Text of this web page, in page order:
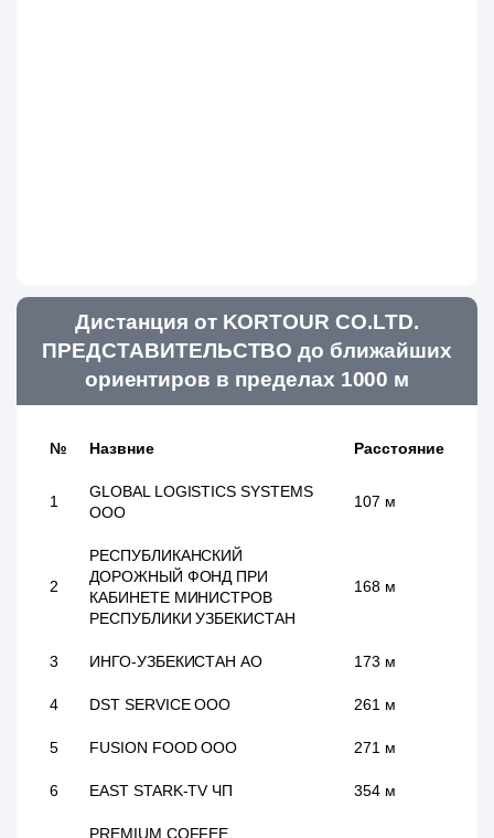
Дистанция от KORTOUR CO.LTD.
ПРЕДСТАВИТЕЛЬСТВО до ближайших
ориентиров в пределах 1000 м
№ Назвние Расстояние
1
GLOBAL LOGISTICS SYSTEMS
ООО
107 м
2
РЕСПУБЛИКАНСКИЙ
ДОРОЖНЫЙ ФОНД ПРИ
КАБИНЕТЕ МИНИСТРОВ
РЕСПУБЛИКИ УЗБЕКИСТАН
168 м
3 ИНГО-УЗБЕКИСТАН АО 173 м
4 DST SERVICE ООО 261 м
5 FUSION FOOD ООО 271 м
6 EAST STARK-TV ЧП 354 м
PREMIUM COFFEE